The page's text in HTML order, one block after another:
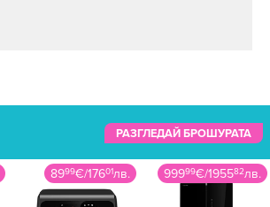
РАЗГЛЕДАЙ БРОШУРАТА
8999€/17601лв. 99999€/195582лв.